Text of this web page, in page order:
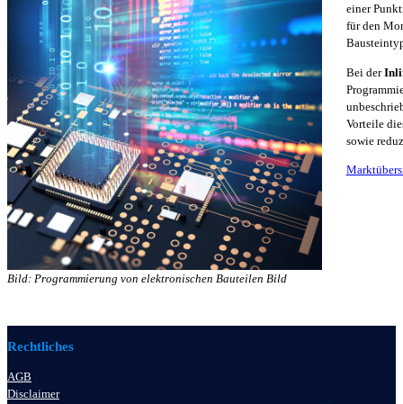
Bild: Programmierung von elektronischen Bauteilen Bild
einer
für den
Bei der
Vorteile
sowie
Rechtliches
AGB
Disclaimer